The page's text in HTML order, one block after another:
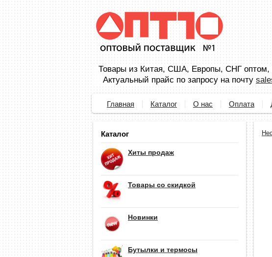
Товары из Китая, США, Европы, СНГ оптом,
Актуальный прайс по запросу на почту
Главная Каталог О нас Оплата
Каталог
Хиты продаж
Товары со скидкой
Новинки
Бутылки и термосы